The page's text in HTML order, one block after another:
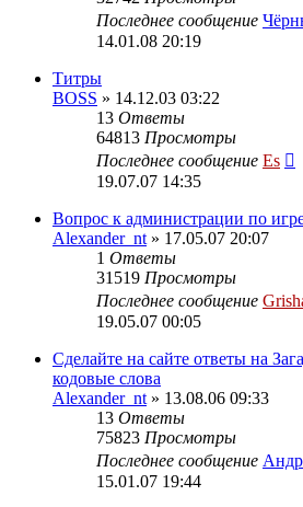
Последнее сообщение
14.01.08 20:19
Титры
BOSS » 14.12.03 03:22
13 Ответы
64813 Просмотры
Последнее сообщение Es
19.07.07 14:35
Вопрос к администрации по
Alexander_nt » 17.05.07 20:07
1 Ответы
31519 Просмотры
Последнее сообщение
19.05.07 00:05
Сделайте на сайте ответы на
кодовые слова
Alexander_nt » 13.08.06 09:33
13 Ответы
75823 Просмотры
Последнее сообщение
15.01.07 19:44